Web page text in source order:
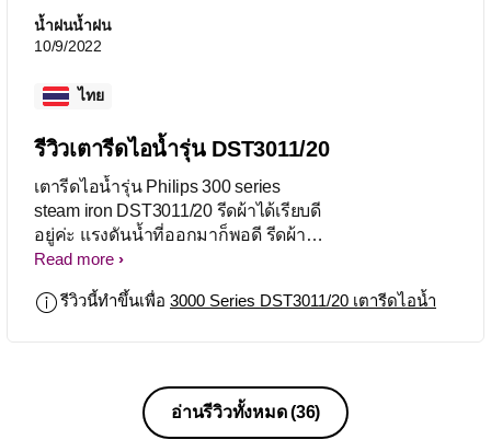
น้ำฝนน้ำฝน
10/9/2022
ไทย
รีวิวเตารีดไอน้ำรุ่น DST3011/20
เตารีดไอน้ำรุ่น Philips 300 series
steam iron DST3011/20 รีดผ้าได้เรียบดี
อยู่ค่ะ แรงดันน้ำที่ออกมาก็พอดี รีดผ้าได้
สะดวกค่ะ
Read more
รีวิวนี้ทำขึ้นเพื่อ 3000 Series DST3011/20 เตารีดไอน้ำ
อ่านรีวิวทั้งหมด(36)